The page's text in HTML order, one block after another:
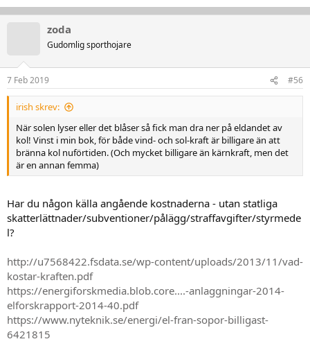
zoda
Gudomlig sporthojare
7 Feb 2019 #56
irish skrev:
När solen lyser eller det blåser så fick man dra ner på eldandet av
kol! Vinst i min bok, för både vind- och sol-kraft är billigare än att
bränna kol nuförtiden. (Och mycket billigare än kärnkraft, men det
är en annan femma)
Har du någon källa angående kostnaderna - utan statliga
skatterlättnader/subventioner/pålägg/straffavgifter/styrmede
l?
http://u7568422.fsdata.se/wp-content/uploads/2013/11/vad-
kostar-kraften.pdf
https://energiforskmedia.blob.core....-anlaggningar-2014-
elforskrapport-2014-40.pdf
https://www.nyteknik.se/energi/el-fran-sopor-billigast-
6421815